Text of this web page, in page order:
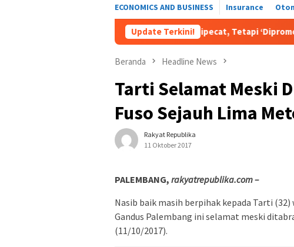
ECONOMICS AND BUSINESS Insurance
Update Terkini!
Bukan Dipecat, Tetapi ‘Dipromosikan’?
Beranda Headline News
Tarti Selamat Meski
Fuso Sejauh Lima
Rakyat Republika
11 Oktober 2017
PALEMBANG, rakyatrepublika.com –
Nasib baik masih berpihak kepada Tarti
Gandus Palembang ini selamat meski
(11/10/2017).